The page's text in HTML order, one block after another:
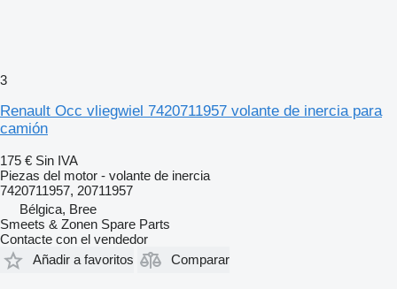
3
Renault Occ vliegwiel 7420711957 volante de inercia para
camión
175 € Sin IVA
Piezas del motor - volante de inercia
7420711957, 20711957
Bélgica, Bree
Smeets & Zonen Spare Parts
Contacte con el vendedor
Añadir a favoritos
Comparar